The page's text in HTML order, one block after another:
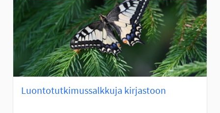
Luontotutkimussalkkuja kirjastoon